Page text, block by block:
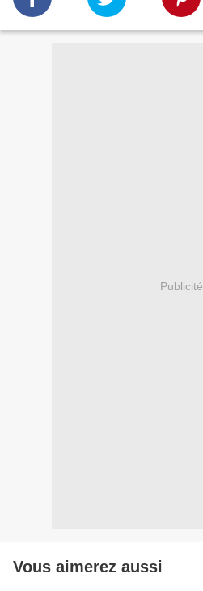
Publicité
Vous aimerez aussi